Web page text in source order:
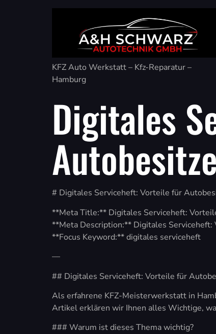
KFZ Auto Werkstatt – Kfz-Reparatur –
Hamburg
Digitales
# Digitales Serviceheft: Vorteile für
**Meta Title:** Digitales Serviceheft:
**Meta Description:** Digitales
**Focus Keyword:** digitales serviceheft
—
## Digitales Serviceheft: Vorteile für
Als erfahrene KFZ-Meisterwerkstatt in
Artikel erklären wir Ihnen alles Wichtige,
### Warum ist dieses Thema wichtig?